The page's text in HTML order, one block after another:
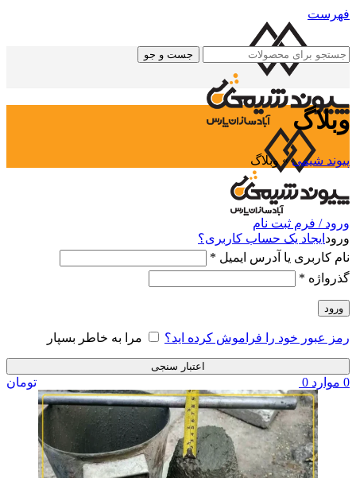
فهرست
ورود / فرم ثبت نام
ورود ایجاد یک حساب کاربری؟
نام کاربری یا آدرس ایمیل *
گذرواژه *
ورود
رمز عبور خود را فراموش کرده اید؟ مرا به خاطر بسپار
اعتبار سنجی
0 موارد 0 تومان
جست و جو
وبلاگ
پیوند شیمی» وبلاگ